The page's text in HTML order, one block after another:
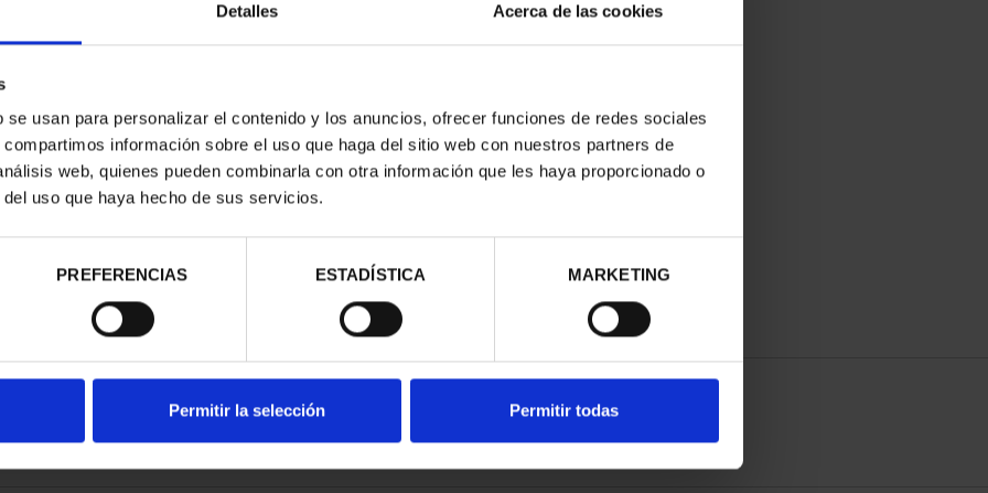
Detalles Acerca de las cookies
usan para personalizar el contenido y los anuncios, ofrecer funciones de redes sociales
información sobre el uso que haga del sitio web con nuestros partners de
web, quienes pueden combinarla con otra información que les haya proporcionado o
uso que haya hecho de sus servicios.
PREFERENCIAS ESTADÍSTICA MARKETING
Permitir la selección Permitir todas